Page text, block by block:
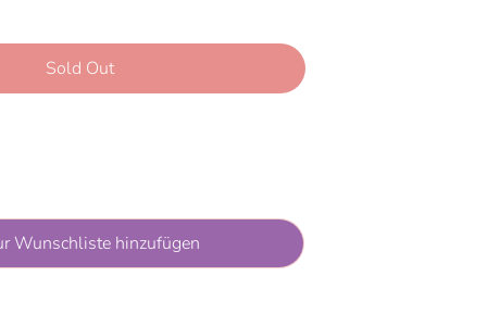
Sold Out
Wunschliste hinzufügen